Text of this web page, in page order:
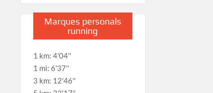
Marques personals
running
1 km: 4'04''
1 mi: 6'37''
3 km: 12'46''